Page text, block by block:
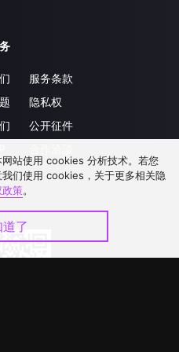
服务条款
隐私权
公开征件
站使用 cookies 分析技术。若您
们使用 cookies，关于更多相关隐
政策。
了